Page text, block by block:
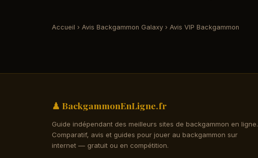
Accueil › Avis Backgammon Galaxy › Avis VIP Backgammon
♟ BackgammonEnLigne.fr
Guide indépendant des meilleurs sites de backgammon en ligne.
Comparatif, avis et guides pour jouer au backgammon sur
internet — gratuit ou en compétition.